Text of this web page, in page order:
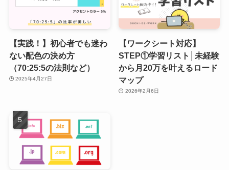
【実践！】初心者でも迷わ
ない配色の決め方
（70:25:5の法則など）
2025年4月27日
【ワークシート対応】
STEP①学習リスト│未経験
から月20万を叶えるロード
マップ
2026年2月6日